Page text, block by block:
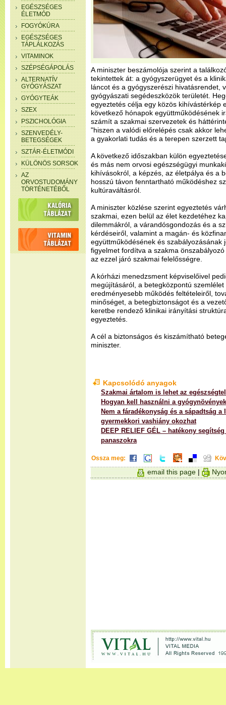
EGÉSZSÉGES
ÉLETMÓD
FOGYÓKÚRA
EGÉSZSÉGES
TÁPLÁLKOZÁS
VITAMINOK
SZÉPSÉGÁPOLÁS
ALTERNATÍV
GYÓGYÁSZAT
GYÓGYTEÁK
SZEX
PSZICHOLÓGIA
SZENVEDÉLY-
BETEGSÉGEK
SZTÁR-ÉLETMÓDI
KÜLÖNÖS SORSOK
AZ
ORVOSTUDOMÁNY
TÖRTÉNETÉBŐL
A miniszter beszámolója szerint a
tekintettek át: a gyógyszerügyet és a
láncot és a gyógyszerészi hivatásrendet,
gyógyászati segédeszközök területét.
egyeztetés célja egy közös kihívástérkép
következő hónapok együttműködésének
számít a szakmai szervezetek és
"hiszen a valódi előrelépés csak akkor
a gyakorlati tudás és a terepen szerzett
A következő időszakban külön
és más nem orvosi egészségügyi
kihívásokról, a képzés, az életpálya és a
hosszú távon fenntartható működéshez
kultúraváltásról.
A miniszter közlése szerint egyeztetés
szakmai, ezen belül az élet kezdetéhez
dilemmákról, a várandósgondozás és a
kérdéseiről, valamint a magán- és
együttműködésének és szabályozásának
figyelmet fordítva a szakma
az ezzel járó szakmai felelősségre.
A kórházi menedzsment képviselőivel
megújításáról, a betegközpontú
eredményesebb működés feltételeiről,
minőséget, a betegbiztonságot és a
keretbe rendező klinikai irányítási
egyeztetés.
A cél a biztonságos és kiszámítható
miniszter.
Kapcsolódó anyagok
Szakmai ártalom is lehet az
Hogyan kell használni a
Nem a fáradékonyság és a sápadtság
gyermekkori vashiány okozhat
DEEP RELIEF GÉL – hatékony
panaszokra
Ossza meg:
email this page|